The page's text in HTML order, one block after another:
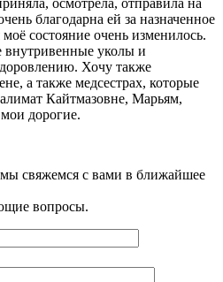
благодарна ей за назначенное
состояние очень изменилось.
уколы и
Хочу также
а также медсестрах, которые
Кайтмазовне, Марьям,
дорогие.
свяжемся с вами в ближайшее
вопросы.